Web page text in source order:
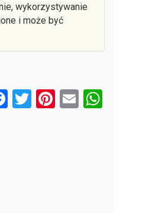
wykorzystywanie
i może być
F T Pi E